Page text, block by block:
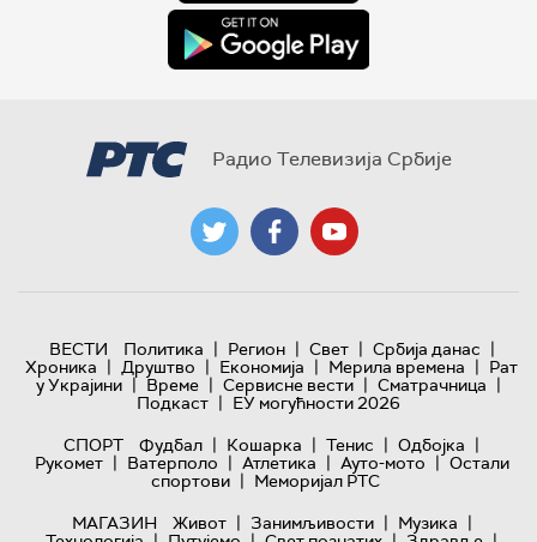
Радио Телевизија Србије
ВЕСТИ Политика | Регион | Свет | Србија данас |
Хроника | Друштво | Економија | Мерила времена | Рат
у Украјини | Време | Сервисне вести | Сматрачница |
Подкаст | ЕУ могућности 2026
СПОРТ
Фудбал | Кошарка | Тенис | Одбојка |
Рукомет | Ватерполо | Атлетика | Ауто-мото | Остали
спортови | Меморијал РТС
МАГАЗИН
Живот | Занимљивости | Музика |